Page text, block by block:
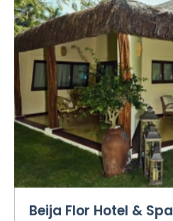
Beija Flor Hotel & Spa